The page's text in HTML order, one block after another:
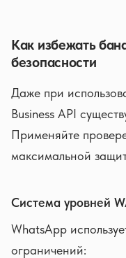
Как избежать
безопасности
Даже при
Business API
Применяйте
максимальной
Система уровней
WhatsApp
ограничений: